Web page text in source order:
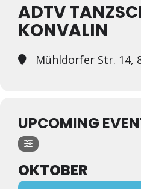
ADTV
KONVALIN
Mühldorfer Str. 14,
UPCOMING
OKTOBER